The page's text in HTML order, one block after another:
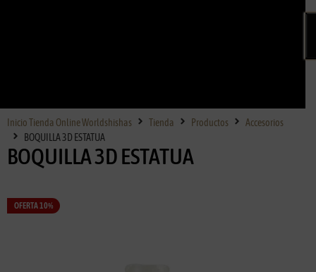
Inicio Tienda Online Worldshishas Tienda Productos
Accesorios
BOQUILLA 3D ESTATUA
BOQUILLA 3D ESTATUA
OFERTA 10%